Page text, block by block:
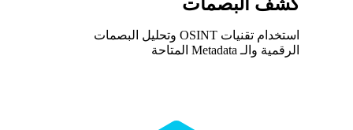
استخدام تقنيات OSINT وتحليل البصمات
الرقمية والـ Metadata المتاحة